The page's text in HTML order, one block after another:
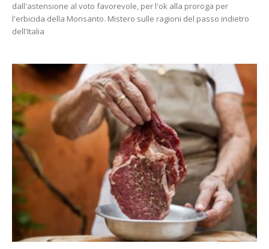
dall'astensione al voto favorevole, per l'ok alla proroga per
l'erbicida della Monsanto. Mistero sulle ragioni del passo indietro
dell'Italia